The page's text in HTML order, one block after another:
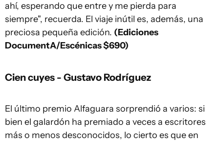
ahí, esperando que entre y me pierda para
siempre", recuerda. El viaje inútil es, además, una
preciosa pequeña edición. (Ediciones
DocumentA/Escénicas $690)
Cien cuyes - Gustavo Rodríguez
El último premio Alfaguara sorprendió a varios: si
bien el galardón ha premiado a veces a escritores
más o menos desconocidos, lo cierto es que en